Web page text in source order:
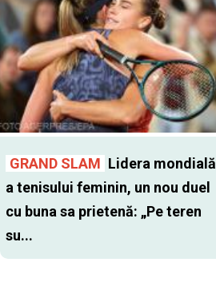
GRAND SLAM Lidera mondială
a tenisului feminin, un nou duel
cu buna sa prietenă: „Pe teren
su...